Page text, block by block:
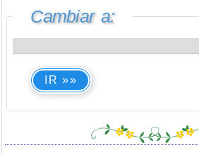
Cambiar a:
IR »»